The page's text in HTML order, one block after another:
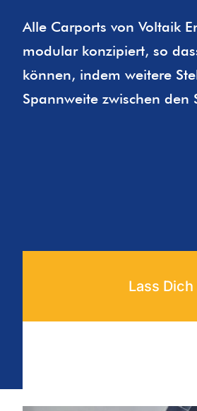
Alle Carports von Voltaik
modular konzipiert, so
können, indem weitere
Spannweite zwischen den
Lass